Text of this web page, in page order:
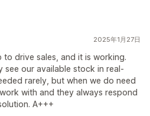
2025年1月27日
drive sales, and it is working.
see our available stock in real-
rarely, but when we do need
with and they always respond
A+++